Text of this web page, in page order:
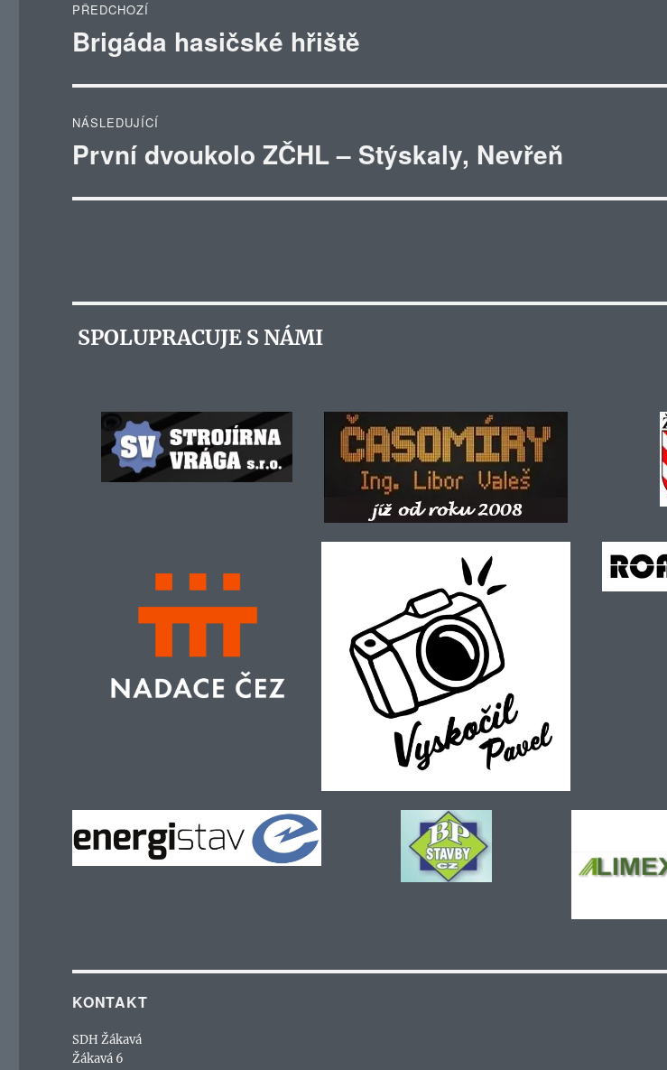
pro
PŘEDCHOZÍ
Předchozí
příspěvek:
Brigáda hasičské hřiště
NÁSLEDUJÍCÍ
Následující
První dvoukolo ZČHL – Stýskaly, Nevřeň
SPOLUPRACUJE S NÁMI
KONTAKT
SDH Žákavá
Žákavá 6